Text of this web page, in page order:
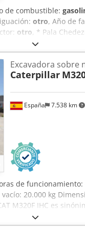
de combustible:
otro, Año de
otro, * Pala
España 7.538 km
Excavadora sobre
Caterpillar
de funcionamiento:
20.000 kg
M320F IHC es
rindiendo con
precio: PRECIO A